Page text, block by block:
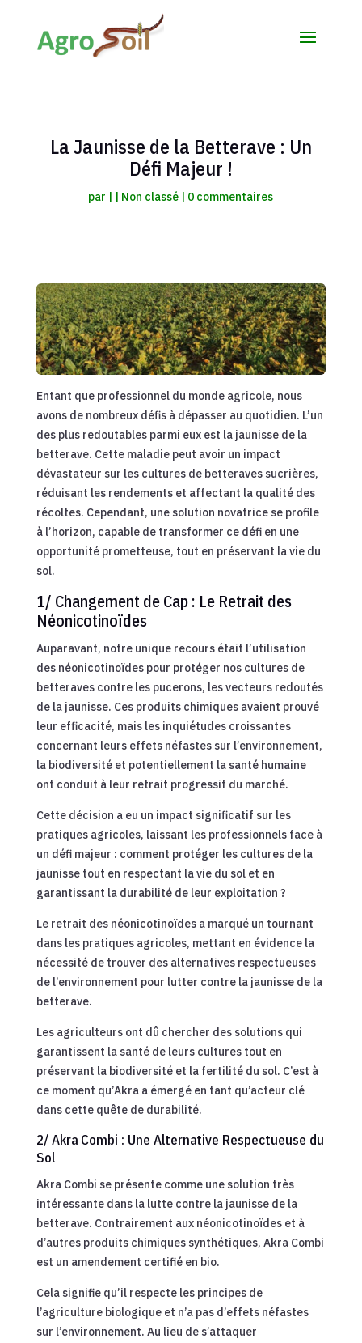
La Jaunisse de la Betterave : Un
Défi Majeur !
par | | Non classé | 0 commentaires
Entant que professionnel du monde agricole, nous
avons de nombreux défis à dépasser au quotidien. L’un
des plus redoutables parmi eux est la jaunisse de la
betterave. Cette maladie peut avoir un impact
dévastateur sur les cultures de betteraves sucrières,
réduisant les rendements et affectant la qualité des
récoltes. Cependant, une solution novatrice se profile
à l’horizon, capable de transformer ce défi en une
opportunité prometteuse, tout en préservant la vie du
sol.
1/ Changement de Cap : Le Retrait des
Néonicotinoïdes
Auparavant, notre unique recours était l’utilisation
des néonicotinoïdes pour protéger nos cultures de
betteraves contre les pucerons, les vecteurs redoutés
de la jaunisse. Ces produits chimiques avaient prouvé
leur efficacité, mais les inquiétudes croissantes
concernant leurs effets néfastes sur l’environnement,
la biodiversité et potentiellement la santé humaine
ont conduit à leur retrait progressif du marché.
Cette décision a eu un impact significatif sur les
pratiques agricoles, laissant les professionnels face à
un défi majeur : comment protéger les cultures de la
jaunisse tout en respectant la vie du sol et en
garantissant la durabilité de leur exploitation ?
Le retrait des néonicotinoïdes a marqué un tournant
dans les pratiques agricoles, mettant en évidence la
nécessité de trouver des alternatives respectueuses
de l’environnement pour lutter contre la jaunisse de la
betterave.
Les agriculteurs ont dû chercher des solutions qui
garantissent la santé de leurs cultures tout en
préservant la biodiversité et la fertilité du sol. C’est à
ce moment qu’Akra a émergé en tant qu’acteur clé
dans cette quête de durabilité.
2/ Akra Combi : Une Alternative Respectueuse du
Sol
Akra Combi se présente comme une solution très
intéressante dans la lutte contre la jaunisse de la
betterave. Contrairement aux néonicotinoïdes et à
d’autres produits chimiques synthétiques, Akra Combi
est un amendement certifié en bio.
Cela signifie qu’il respecte les principes de
l’agriculture biologique et n’a pas d’effets néfastes
sur l’environnement. Au lieu de s’attaquer